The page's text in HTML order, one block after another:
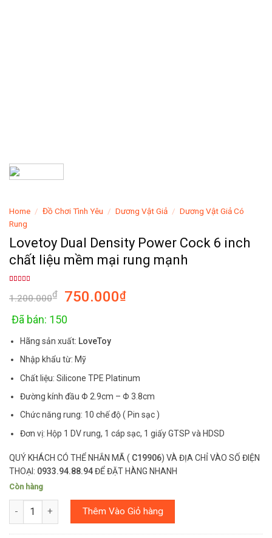
Home / Đồ Chơi Tình Yêu / Dương Vật Giả / Dương Vật Giả Có
Rung
Lovetoy Dual Density Power Cock 6 inch
chất liệu mềm mại rung mạnh
out of 5
based on
ratings
1.200.000₫ 750.000₫
Đã bán: 150
Hãng sản xuất: LoveToy
Nhập khẩu từ: Mỹ
Chất liệu: Silicone TPE Platinum
Đường kính đầu Φ 2.9cm – Φ 3.8cm
Chức năng rung: 10 chế độ ( Pin sạc )
Đơn vị: Hộp 1 DV rung, 1 cáp sạc, 1 giấy GTSP và HDSD
QUÝ KHÁCH CÓ THỂ NHẮN MÃ ( C19906) VÀ ĐỊA CHỈ VÀO SỐ ĐIỆN
THOẠI: 0933.94.88.94ĐỂ ĐẶT HÀNG NHANH
Còn hàng
Số lượng Thêm Vào Giỏ hàng